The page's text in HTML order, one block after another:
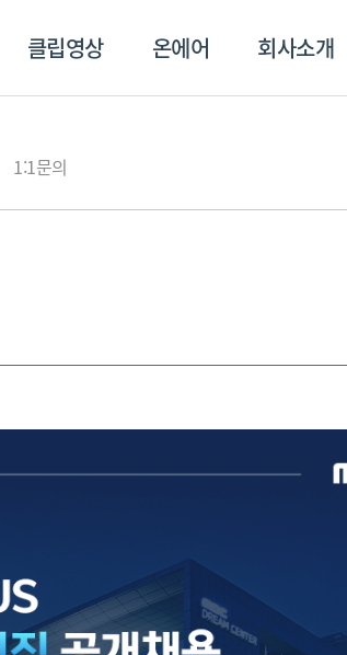
클립영상 온에어 회사소개
스포츠플러스
1:1문의